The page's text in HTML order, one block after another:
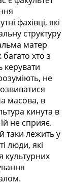
фахівці, які
структуру
матер
хто з
керувати
не
масова, в
кинута в
не сприяє.
таки лежить у
люди, які
культурних